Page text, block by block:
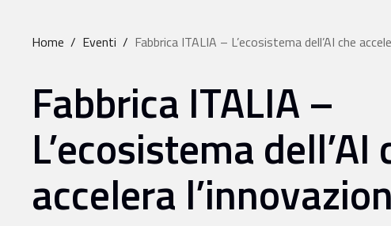
Home / Eventi / Fabbrica ITALIA – L’ecosistema dell’AI che
Fabbrica ITALIA –
L’ecosistema dell’AI
accelera